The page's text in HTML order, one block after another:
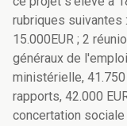
rubriques suivantes
15.000EUR ; 2
généraux de
ministérielle,
rapports, 42.000
concertation